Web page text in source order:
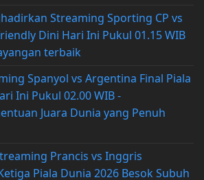
Streaming Sporting CP vs
Dini Hari Ini Pukul 01.15 WIB
terbaik
Spanyol vs Argentina Final Piala
Ini Pukul 02.00 WIB -
Juara Dunia yang Penuh
Prancis vs Inggris
Piala Dunia 2026 Besok Subuh